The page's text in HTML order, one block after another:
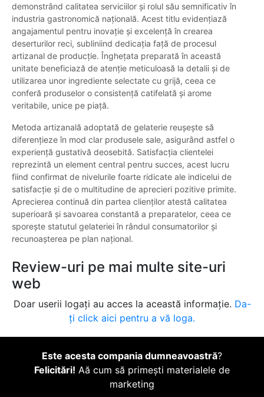
demonstrând calitatea serviciilor și rolul său semnificativ în
industria gastronomică națională. Acest titlu evidențiază
angajamentul pentru inovație și excelență în crearea
deserturilor reci, subliniind dedicația față de procesul
artizanal de producție. Înghețata preparată în această
unitate beneficiază de atenție meticuloasă la detalii și de
utilizarea unor ingrediente selectate cu grijă, ceea ce
conferă produselor o consistență catifelată și arome
veritabile, unice pe piață.
Metoda artizanală adoptată de gelaterie reușește să
diferențieze în mod clar produsele sale, asigurând astfel o
experiență gustativă deosebită. Satisfacția clientelei
reprezintă un element central pentru succes, acest lucru
fiind confirmat de nivelurile foarte ridicate ale indicelui de
satisfacție și de o multitudine de aprecieri pozitive primite.
Aprecierea continuă din partea clienților atestă calitatea
superioară și savoarea constantă a preparatelor, ceea ce
sporește statutul gelateriei în rândul consumatorilor și
recunoașterea pe plan național.
Review-uri pe mai multe site-uri
web
Doar userii logați au acces la această informație. Da-
ți click aici pentru a vă loga.
Este acesta compania dumneavoastră?
Felicitări! Aă cum să primești materialele de
marketing